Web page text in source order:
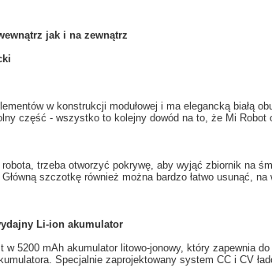
jak i na zewnątrz
w konstrukcji modułowej i ma elegancką białą
część - wszystko to kolejny dowód na to, że Mi Robot
robota, trzeba otworzyć pokrywę, aby wyjąć zbiornik na
Główną szczotkę również można bardzo łatwo usunąć, na
Li-ion akumulator
w 5200 mAh akumulator litowo-jonowy, który zapewnia do
. Specjalnie zaprojektowany system CC i CV